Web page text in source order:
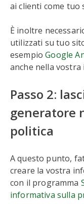
ai clienti come tuo
È inoltre
utilizzati su tuo
esempioGoogle
anche nella
Passo 2:
generatore
politica
A questo punto,
creare la vostra
con il programma
informativa sulla